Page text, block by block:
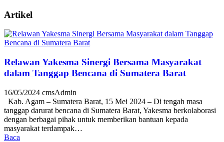
Artikel
Relawan Yakesma Sinergi Bersama Masyarakat
dalam Tanggap Bencana di Sumatera Barat
16/05/2024 cmsAdmin
Kab. Agam – Sumatera Barat, 15 Mei 2024 – Di tengah masa
tanggap darurat bencana di Sumatera Barat, Yakesma berkolaborasi
dengan berbagai pihak untuk memberikan bantuan kepada
masyarakat terdampak…
Baca